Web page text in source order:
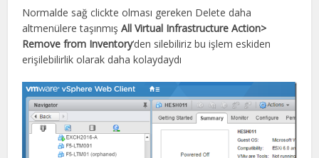
Normalde sağ clickte olması gereken Delete daha
altmenülere taşınmışAll Virtual Infrastructure Action>
Remove from Inventory‘den silebiliriz bu işlem eskiden
erişilebilirlik olarak daha kolaydaydı